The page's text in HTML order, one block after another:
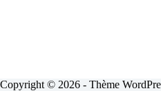
Copyright © 2026 - Thème